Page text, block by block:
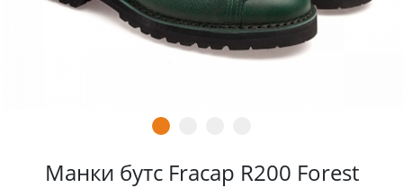
Манки бутс Fracap R200 Forest